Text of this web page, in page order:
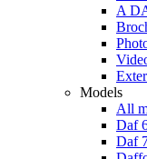
A
Models
All
Daf
Daf